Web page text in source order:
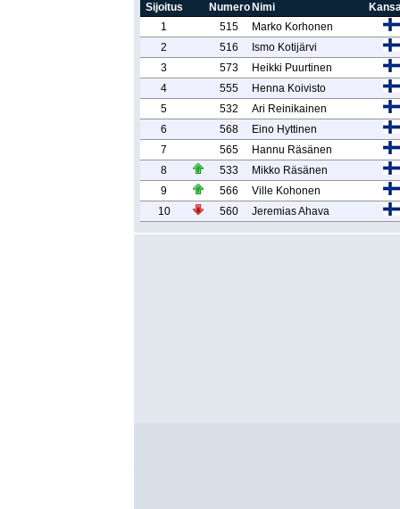
Sijoitus Numero Nimi
1
515
Marko Korhonen
2
516
Ismo Kotijärvi
3
573
Heikki Puurtinen
4
555
Henna Koivisto
5
532
Ari Reinikainen
6
568
Eino Hyttinen
7
565
Hannu Räsänen
8
533
Mikko Räsänen
9
566
Ville Kohonen
10
560 Jeremias Ahava